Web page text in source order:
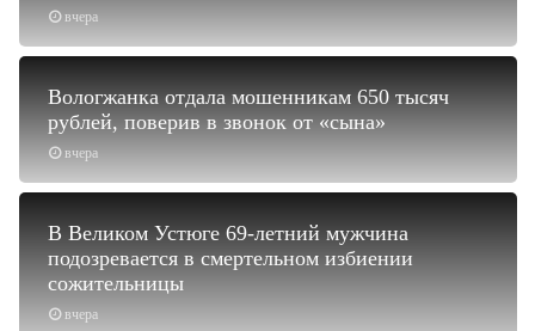
вчера
вчера
Вологжанка отдала мошенникам 650 тысяч
рублей, поверив в звонок от «сына»
вчера
В Великом Устюге 69-летний мужчина
подозревается в смертельном избиении
сожительницы